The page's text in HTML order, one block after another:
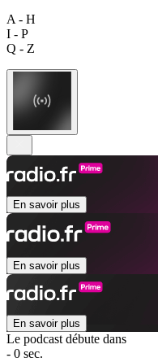
A - H
I - P
Q - Z
En savoir plus
En savoir plus
En savoir plus
Le podcast débute dans
- 0 sec.